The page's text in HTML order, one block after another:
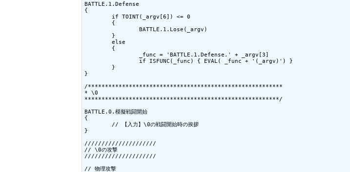
BATTLE.1.Defense
{
		BATTLE.1.Lose(_argv)
	else
}
/*********************************************************
* \0
*********************************************************/
BATTLE.0.模擬戦闘開始
{
}
/////////////////////
// \0の攻撃
/////////////////////
// 物理攻撃